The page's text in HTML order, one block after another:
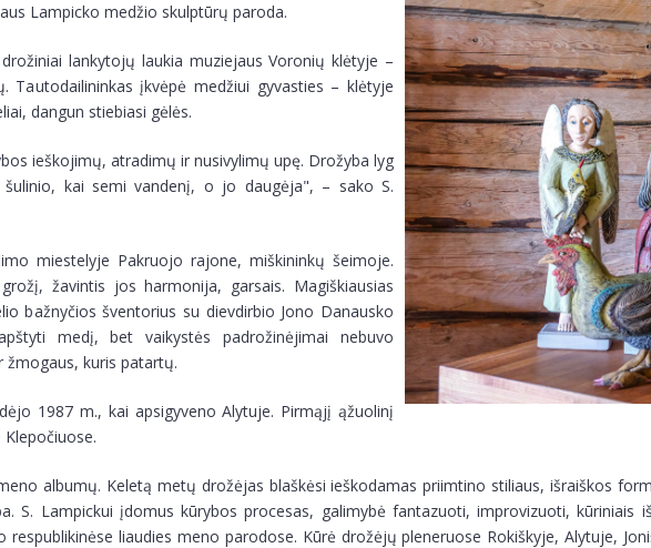
Lampicko medžio skulptūrų paroda.
lankytojų laukia muziejaus Voronių klėtyje –
Tautodailininkas įkvėpė medžiui gyvasties – klėtyje
dangun stiebiasi gėlės.
ieškojimų, atradimų ir nusivylimų upę. Drožyba lyg
kai semi vandenį, o jo daugėja", – sako S.
miestelyje Pakruojo rajone, miškininkų šeimoje.
žavintis jos harmonija, garsais. Magiškiausias
bažnyčios šventorius su dievdirbio Jono Danausko
medį, bet vaikystės padrožinėjimai nebuvo
žmogaus, kuris patartų.
1987 m., kai apsigyveno Alytuje. Pirmąjį ąžuolinį
albumų. Keletą metų drožėjas blaškėsi ieškodamas priimtino stiliaus, išraiškos
S. Lampickui įdomus kūrybos procesas, galimybė fantazuoti, improvizuoti, kūriniais
liaudies meno parodose. Kūrė drožėjų pleneruose Rokiškyje, Alytuje,